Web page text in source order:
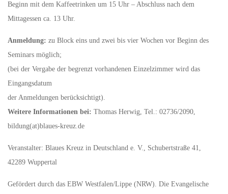
Beginn mit dem Kaffeetrinken um 15 Uhr – Abschluss nach dem
Mittagessen ca. 13 Uhr.
Anmeldung: zu Block eins und zwei bis vier Wochen vor Beginn des
Seminars möglich;
(bei der Vergabe der begrenzt vorhandenen Einzelzimmer wird das
Eingangsdatum
der Anmeldungen berücksichtigt).
Weitere Informationen bei: Thomas Herwig, Tel.: 02736/2090,
bildung(at)blaues-kreuz.de
Veranstalter: Blaues Kreuz in Deutschland e. V., Schubertstraße 41,
42289 Wuppertal
Gefördert durch das EBW Westfalen/Lippe (NRW). Die Evangelische